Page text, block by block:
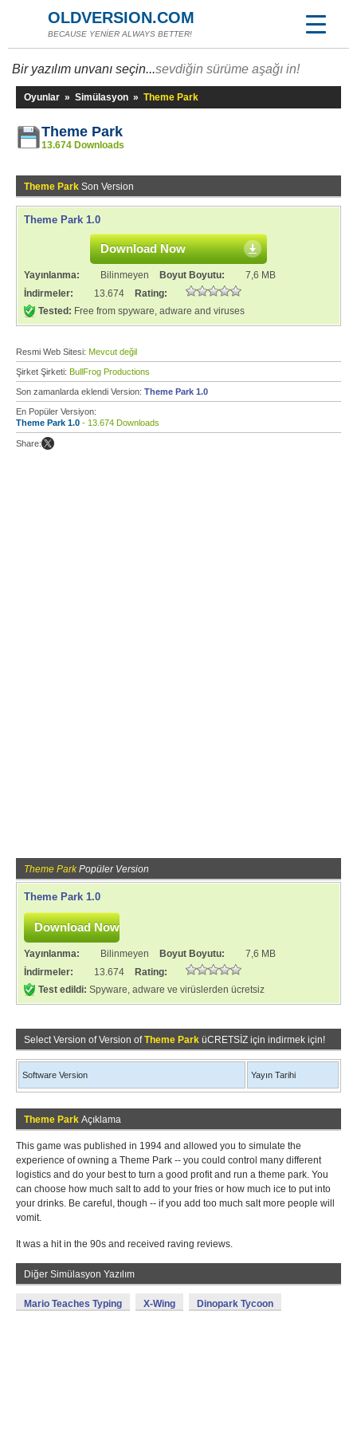
OLDVERSION.COM
BECAUSE YENİER ALWAYS BETTER!
Bir yazılım unvanı seçin...sevdiğin sürüme aşağı in!
Oyunlar » Simülasyon » Theme Park
Theme Park
13.674 Downloads
Theme Park Son Version
Theme Park 1.0
Download Now
Yayınlanma: Bilinmeyen Boyut Boyutu:
7,6 MB
İndirmeler:
13.674
Rating:
Tested: Free from spyware, adware and viruses
Resmi Web Sitesi: Mevcut değil
Şirket Şirketi: BullFrog Productions
Son zamanlarda eklendi Version: Theme Park 1.0
En Popüler Versiyon:
Theme Park 1.0 - 13.674 Downloads
Share:
Theme Park Popüler Version
Theme Park 1.0
Yayınlanma: Bilinmeyen Boyut Boyutu:
7,6 MB
İndirmeler:
13.674
Rating:
Test edildi: Spyware, adware ve virüslerden ücretsiz
Select Version of Version ofTheme Park üCRETSİZ için indirmek için!
Software Version Yayın Tarihi
Theme Park Açıklama
This game was published in 1994 and allowed you to simulate the
experience of owning a Theme Park -- you could control many different
logistics and do your best to turn a good profit and run a theme park. You
can choose how much salt to add to your fries or how much ice to put into
your drinks. Be careful, though -- if you add too much salt more people will
vomit.
It was a hit in the 90s and received raving reviews.
Diğer Simülasyon Yazılım
Mario Teaches Typing X-Wing Dinopark Tycoon